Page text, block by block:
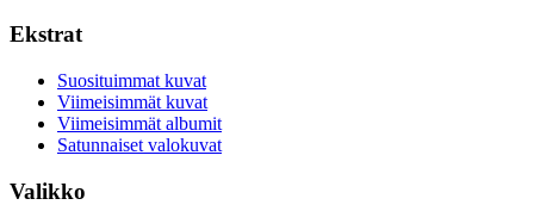
Ekstrat
Suosituimmat kuvat
Viimeisimmät kuvat
Viimeisimmät albumit
Satunnaiset valokuvat
Valikko